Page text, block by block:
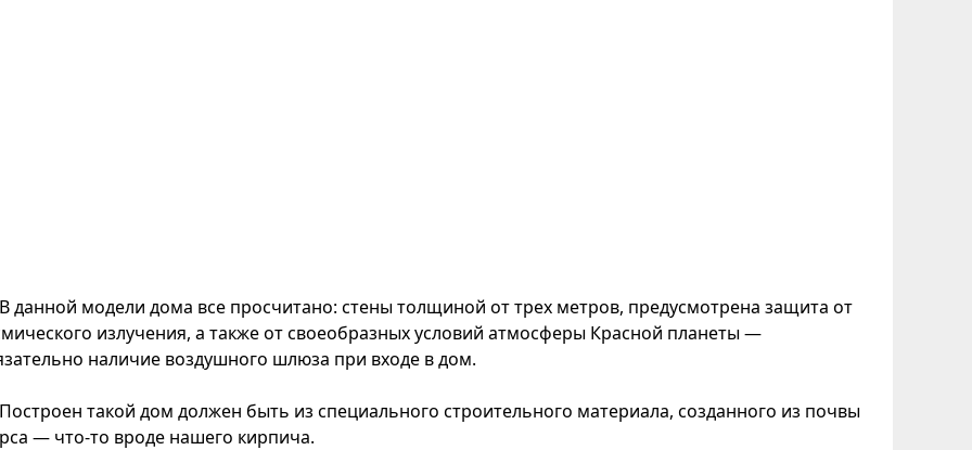
В данной модели дома все просчитано: стены толщиной от трех метров, предусмотрена защита от
излучения, а также от своеобразных условий атмосферы Красной планеты —
наличие воздушного шлюза при входе в дом.
Построен такой дом должен быть из специального строительного материала, созданного из почвы
— что-то вроде нашего кирпича.